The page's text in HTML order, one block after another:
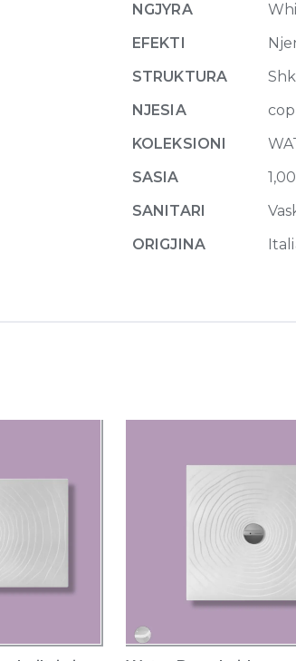
the
floor
tray
140x70
White
Glossy
NGJYRA
EFEKTI
STRUKTURA
NJESIA
cop
KOLEKSIONI
SASIA
1,00
SANITARI
ORIGJINA